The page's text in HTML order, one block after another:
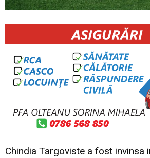
Chindia Targoviste a fost invinsa